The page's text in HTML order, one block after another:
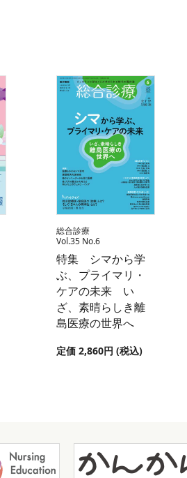
総合診療
Vol.35 No.6
特集 シマから学
ぶ、プライマリ・
ケアの未来 い
ざ、素晴らしき離
島医療の世界へ
定価 2,860円 (税込)